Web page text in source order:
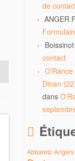
de
ANGER
Boissinot
contact
Dinan
dans
Abbaretz Angers